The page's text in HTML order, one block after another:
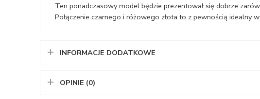
Ten ponadczasowy model będzie prezentował się dobrze
Połączenie czarnego i różowego złota to z pewnością idealny
INFORMACJE DODATKOWE
OPINIE (0)